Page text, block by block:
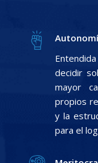
decidir
mayor
propios
y la
para el